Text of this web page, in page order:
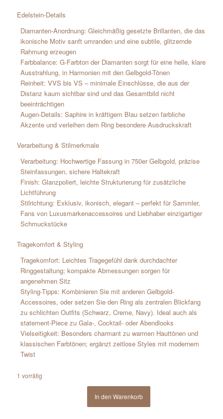
Edelstein-Details
Diamanten-Anordnung: Gleichmäßig gesetzte Brillanten, die das
ikonische Motiv sanft umranden und eine subtile, glitzernde
Rahmung erzeugen
Farbbalance: G-Farbton der Diamanten sorgt für eine helle, klare
Ausstrahlung, in Harmonien mit den Gelbgold-Tönen
Reinheit: VVS bis VS – minimale Einschlüsse, die aus der
Distanz kaum sichtbar sind und das Gesamtbild nicht
beeinträchtigen
Augen-Details: Saphire in kräftigem Blau setzen farbliche
Akzente und verleihen dem Ring besondere Ausdruckskraft
Verarbeitung & Stilmerkmale
Verarbeitung: Hochwertige Fassung in 750er Gelbgold, präzise
Steinfassungen, sichere Haltekraft
Finish: Glanzpoliert, leichte Strukturierung für zusätzliche
Lichtführung
Stilrichtung: Exklusiv, ikonisch, elegant – perfekt für Sammler,
Fans von Luxusmarkenaccessoires und Liebhaber einzigartiger
Schmuckstücke
Tragekomfort & Styling
Tragekomfort: Leichtes Tragegefühl dank durchdachter
Ringgestaltung; kompakte Abmessungen sorgen für
angenehmen Sitz
Styling-Tipps: Kombinieren Sie mit anderen Gelbgold-
Accessoires, oder setzen Sie den Ring als zentralen Blickfang
zu schlichten Outfits (Schwarz, Creme, Navy). Ideal auch als
statement-Piece zu Gala-, Cocktail- oder Abendlooks
Vielseitigkeit: Besonders charmant zu warmen Hauttönen und
klassischen Farbtönen; ergänzt zeitlose Styles mit modernem
Twist
1 vorrätig
In den Warenkorb